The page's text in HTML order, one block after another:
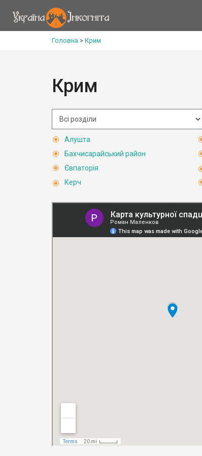
Головна > Крим
Крим
Алушта
Бахчисарайський район
Євпаторія
Керч